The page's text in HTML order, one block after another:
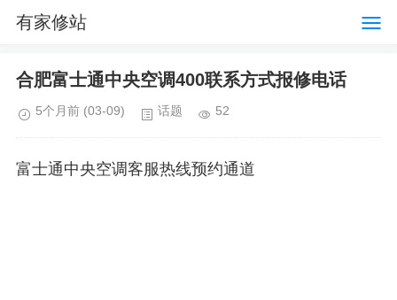
有家修站
合肥富士通中央空调400联系方式报修电话
5个月前 (03-09) 话题 52
富士通中央空调客服热线预约通道